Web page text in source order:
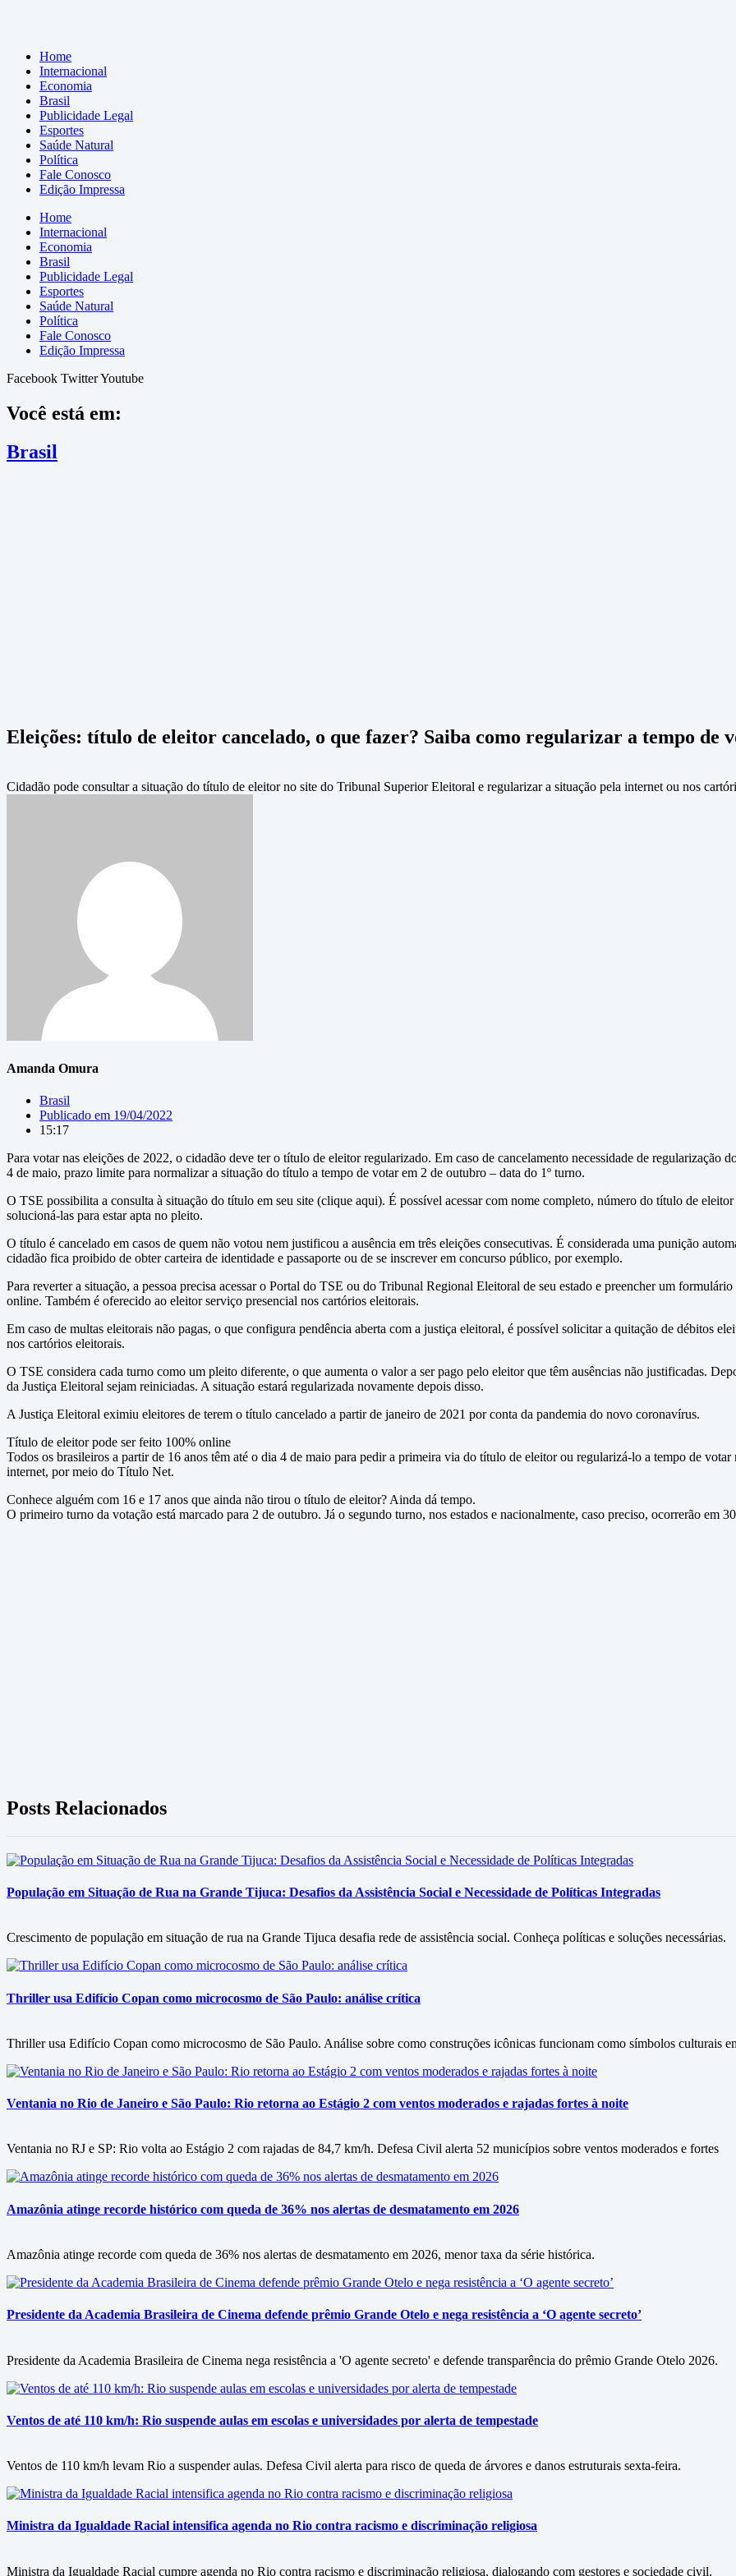
Home
Internacional
Economia
Brasil
Publicidade Legal
Esportes
Saúde Natural
Política
Fale Conosco
Edição Impressa
Home
Internacional
Economia
Brasil
Publicidade Legal
Esportes
Saúde Natural
Política
Fale Conosco
Edição Impressa
Facebook TwitterYoutube
Você está em:
Brasil
Eleições: título de eleitor cancelado, o que fazer? Saiba como regularizar a tempo de
Cidadão pode consultar a situação do título de eleitor no site do Tribunal Superior Eleitoral e regularizar a situação pela internet ou nos
Amanda Omura
Brasil
Publicado em 19/04/2022
15:17
Para votar nas eleições de 2022, o cidadão deve ter o título de eleitor regularizado. Em caso de cancelamento necessidade de regularização
4 de maio, prazo limite para normalizar a situação do título a tempo de votar em 2 de outubro – data do 1º turno.
O TSE possibilita a consulta à situação do título em seu site (clique aqui). É possível acessar com nome completo, número do título de
solucioná-las para estar apta no pleito.
O título é cancelado em casos de quem não votou nem justificou a ausência em três eleições consecutivas. É considerada uma punição
cidadão fica proibido de obter carteira de identidade e passaporte ou de se inscrever em concurso público, por exemplo.
Para reverter a situação, a pessoa precisa acessar o Portal do TSE ou do Tribunal Regional Eleitoral de seu estado e preencher um
online. Também é oferecido ao eleitor serviço presencial nos cartórios eleitorais.
Em caso de multas eleitorais não pagas, o que configura pendência aberta com a justiça eleitoral, é possível solicitar a quitação de débitos
nos cartórios eleitorais.
O TSE considera cada turno como um pleito diferente, o que aumenta o valor a ser pago pelo eleitor que têm ausências não justificadas.
da Justiça Eleitoral sejam reiniciadas. A situação estará regularizada novamente depois disso.
A Justiça Eleitoral eximiu eleitores de terem o título cancelado a partir de janeiro de 2021 por conta da pandemia do novo coronavírus.
Título de eleitor pode ser feito 100% online
Todos os brasileiros a partir de 16 anos têm até o dia 4 de maio para pedir a primeira via do título de eleitor ou regularizá-lo a tempo de
internet, por meio do Título Net.
Conhece alguém com 16 e 17 anos que ainda não tirou o título de eleitor? Ainda dá tempo.
O primeiro turno da votação está marcado para 2 de outubro. Já o segundo turno, nos estados e nacionalmente, caso preciso, ocorrerão em
Posts Relacionados
População em Situação de Rua na Grande Tijuca: Desafios da Assistência Social e Necessidade de Políticas Integradas
Crescimento de população em situação de rua na Grande Tijuca desafia rede de assistência social. Conheça políticas e soluções necessárias.
Thriller usa Edifício Copan como microcosmo de São Paulo: análise crítica
Thriller usa Edifício Copan como microcosmo de São Paulo. Análise sobre como construções icônicas funcionam como símbolos culturais
Ventania no Rio de Janeiro e São Paulo: Rio retorna ao Estágio 2 com ventos moderados e rajadas fortes à noite
Ventania no RJ e SP: Rio volta ao Estágio 2 com rajadas de 84,7 km/h. Defesa Civil alerta 52 municípios sobre ventos moderados e fortes
Amazônia atinge recorde histórico com queda de 36% nos alertas de desmatamento em 2026
Amazônia atinge recorde com queda de 36% nos alertas de desmatamento em 2026, menor taxa da série histórica.
Presidente da Academia Brasileira de Cinema defende prêmio Grande Otelo e nega resistência a ‘O agente secreto’
Presidente da Academia Brasileira de Cinema nega resistência a 'O agente secreto' e defende transparência do prêmio Grande Otelo 2026.
Ventos de até 110 km/h: Rio suspende aulas em escolas e universidades por alerta de tempestade
Ventos de 110 km/h levam Rio a suspender aulas. Defesa Civil alerta para risco de queda de árvores e danos estruturais sexta-feira.
Ministra da Igualdade Racial intensifica agenda no Rio contra racismo e discriminação religiosa
Ministra da Igualdade Racial cumpre agenda no Rio contra racismo e discriminação religiosa, dialogando com gestores e sociedade civil.